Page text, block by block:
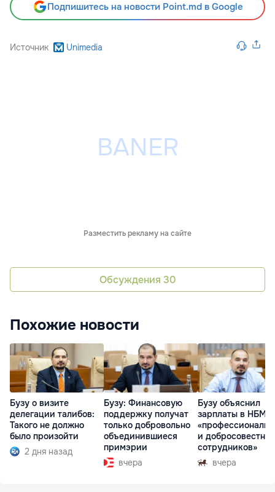
Подпишитесь на новости Point.md в Google
Источник Unimedia
Разместить рекламу на сайте
Обсуждения 30
Похожие новости
Бузу о визите
делегации талибов:
Такого не должно
было произойти
2 дня назад
Бузу: Финансовую
поддержку получат
только добровольно
объединившиеся
примэрии
вчера
Бузу объяснил
зарплаты в НБМ
и
сотрудников»
вчера